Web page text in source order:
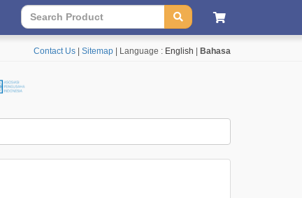
Contact Us Sitemap | Language : English Bahasa